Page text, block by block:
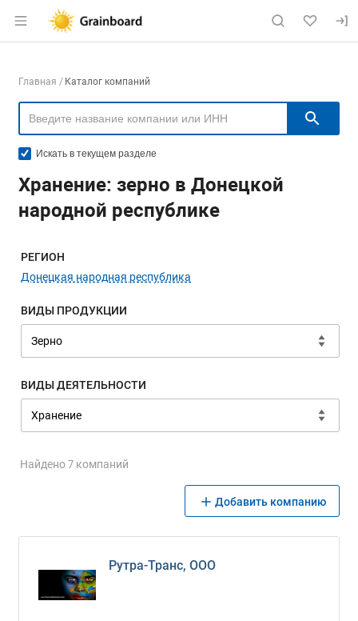
Раздел навигации по сайту
Навигация по компаниям
Главная Каталог компаний
Искать в текущем разделе
Хранение: зерно в Донецкой
народной республике
Меню навигации
РЕГИОН
Донецкая народная республика
ВИДЫ ПРОДУКЦИИ
ВИДЫ ДЕЯТЕЛЬНОСТИ
Найдено 7 компаний
Добавить компанию
Рутра-Транс, ООО